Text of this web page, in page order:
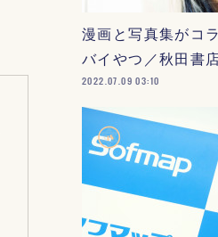
漫画と写真集がコ
バイやつ／秋田書店
2022.07.09 03:10